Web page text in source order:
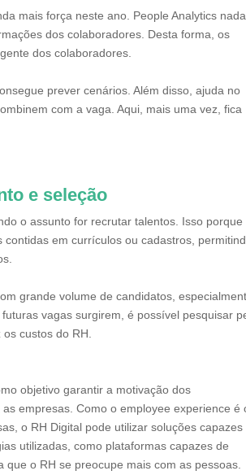
mais força neste ano. People Analytics nada
dos colaboradores. Desta forma, os
dos colaboradores.
prever cenários. Além disso, ajuda no
com a vaga. Aqui, mais uma vez, fica
e seleção
o assunto for recrutar talentos. Isso porque
em currículos ou cadastros,
grande volume de candidatos,
vagas surgirem, é possível pesquisar
custos do RH.
objetivo garantir a motivação dos
empresas. Como o employee experience é
o RH Digital pode utilizar soluções capazes
utilizadas, como plataformas capazes de
o RH se preocupe mais com as pessoas.